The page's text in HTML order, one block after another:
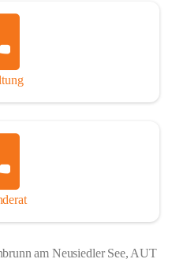
am Neusiedler See, AUT